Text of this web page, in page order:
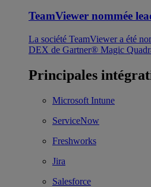
TeamViewer nommée
La société TeamViewer a été
DEX de Gartner® Magic
Principales
Microsoft Intune
ServiceNow
Freshworks
Jira
Salesforce